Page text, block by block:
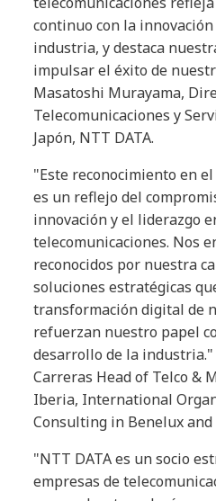
continuo con la
industria, y destaca
impulsar el éxito de
Masatoshi Murayama,
Telecomunicaciones y
Japón, NTT DATA.
"Este reconocimiento en
es un reflejo del
innovación y el liderazgo
telecomunicaciones. Nos
reconocidos por nuestra
soluciones estratégicas
transformación digital de
refuerzan nuestro papel
desarrollo de la industria."
Carreras Head of Telco &
Iberia, International
Consulting in Benelux and
"NTT DATA es un socio
empresas de